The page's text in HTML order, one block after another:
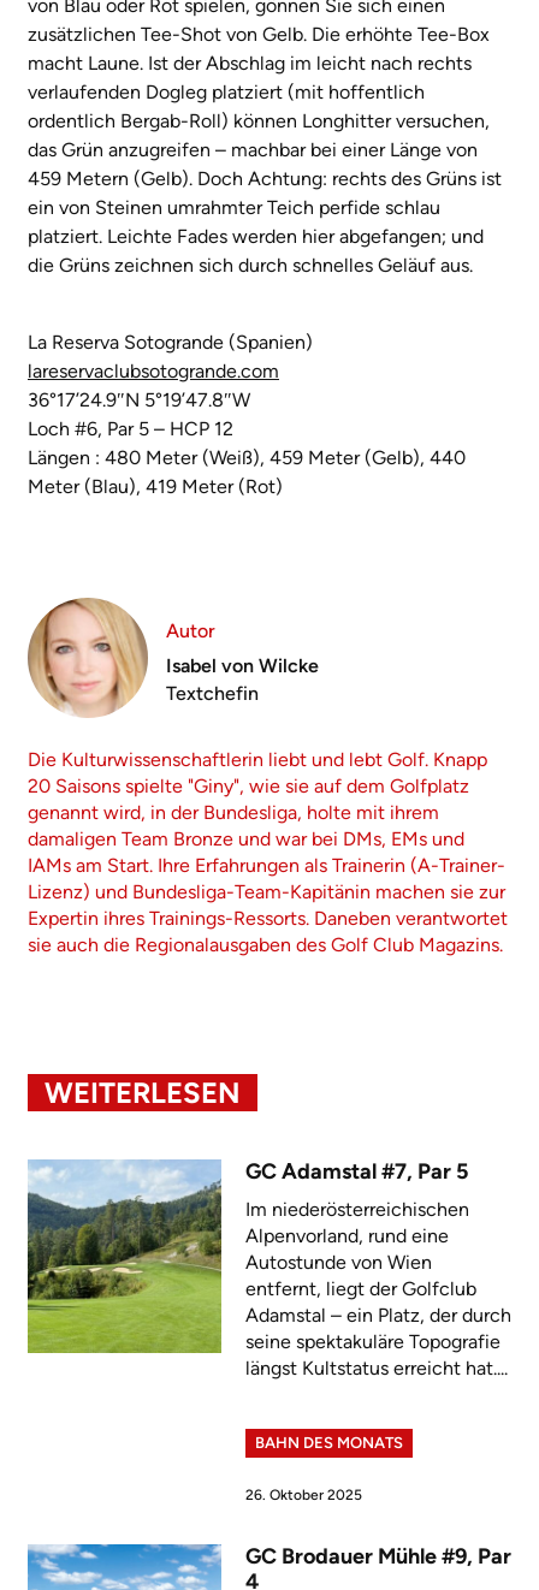
von Blau oder Rot spielen, gönnen Sie sich einen
zusätzlichen Tee-Shot von Gelb. Die erhöhte Tee-Box
macht Laune. Ist der Abschlag im leicht nach rechts
verlaufenden Dogleg platziert (mit hoffentlich
ordentlich Bergab-Roll) können Longhitter versuchen,
das Grün anzugreifen – machbar bei einer Länge von
459 Metern (Gelb). Doch Achtung: rechts des Grüns ist
ein von Steinen umrahmter Teich perfide schlau
platziert. Leichte Fades werden hier abgefangen; und
die Grüns zeichnen sich durch schnelles Geläuf aus.
La Reserva Sotogrande (Spanien)
lareservaclubsotogrande.com
36°17’24.9″N 5°19’47.8″W
Loch #6, Par 5 – HCP 12
Längen : 480 Meter (Weiß), 459 Meter (Gelb), 440
Meter (Blau), 419 Meter (Rot)
Autor
Isabel von Wilcke
Textchefin
Die Kulturwissenschaftlerin liebt und lebt Golf. Knapp
20 Saisons spielte "Giny", wie sie auf dem Golfplatz
genannt wird, in der Bundesliga, holte mit ihrem
damaligen Team Bronze und war bei DMs, EMs und
IAMs am Start. Ihre Erfahrungen als Trainerin (A-Trainer-
Lizenz) und Bundesliga-Team-Kapitänin machen sie zur
Expertin ihres Trainings-Ressorts. Daneben verantwortet
sie auch die Regionalausgaben des Golf Club Magazins.
WEITERLESEN
GC Adamstal #7, Par 5
Im niederösterreichischen
Alpenvorland, rund eine
Autostunde von Wien
entfernt, liegt der Golfclub
Adamstal – ein Platz, der durch
seine spektakuläre Topografie
längst Kultstatus erreicht hat....
BAHN DES MONATS
26. Oktober 2025
GC Brodauer Mühle #9, Par
4